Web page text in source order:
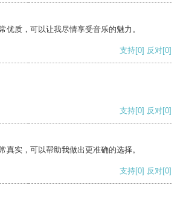
优质，可以让我尽情享受音乐的魅力。
支持[0] 反对[0]
支持[0] 反对[0]
真实，可以帮助我做出更准确的选择。
支持[0] 反对[0]